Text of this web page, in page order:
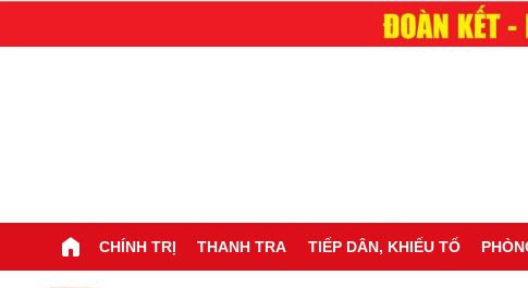
CHÍNH TRỊ THANH TRA TIẾP DÂN, KHIẾU TỐ